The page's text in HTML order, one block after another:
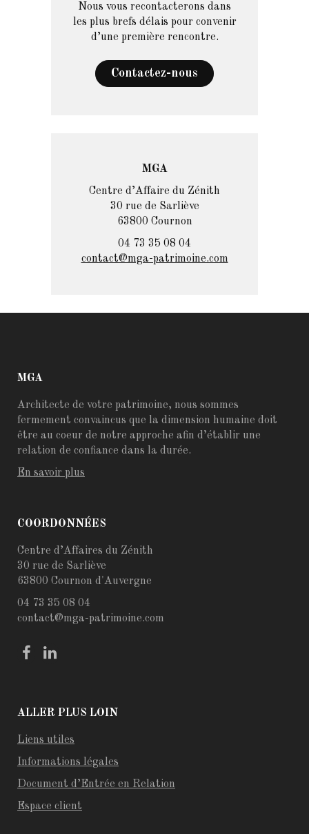
Nous vous recontacterons dans
les plus brefs délais pour convenir
d’une première rencontre.
Contactez-nous
MGA
Centre d’Affaire du Zénith
30 rue de Sarliève
63800 Cournon
04 73 35 08 04
contact@mga-patrimoine.com
MGA
Architecte de votre patrimoine, nous sommes
fermement convaincus que la dimension humaine doit
être au coeur de notre approche afin d’établir une
relation de confiance dans la durée.
En savoir plus
COORDONNÉES
Centre d’Affaires du Zénith
30 rue de Sarliève
63800 Cournon d'Auvergne
04 73 35 08 04
contact@mga-patrimoine.com
ALLER PLUS LOIN
Liens utiles
Informations légales
Document d’Entrée en Relation
Espace client